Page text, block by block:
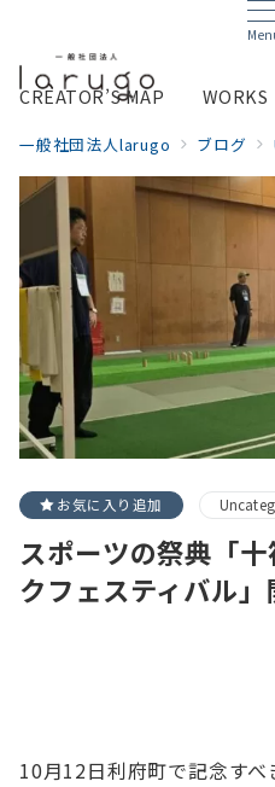
CREATOR’S MAP WORKS
一般社団法人larugo ブログ
お気に入り追加
スポーツの祭典「
クフェスティバル」
10月12日利府町で記念す